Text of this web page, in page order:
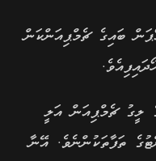
ބައިގެ ޗެމްޕިއަންކަން
ލީގު ޗެމްޕިއަން އަލީ
ގެ މައްޗަށް 2.5 ޕޮއިންޓުގެ ތަފާތަކުންނެވެ. އޭނާ